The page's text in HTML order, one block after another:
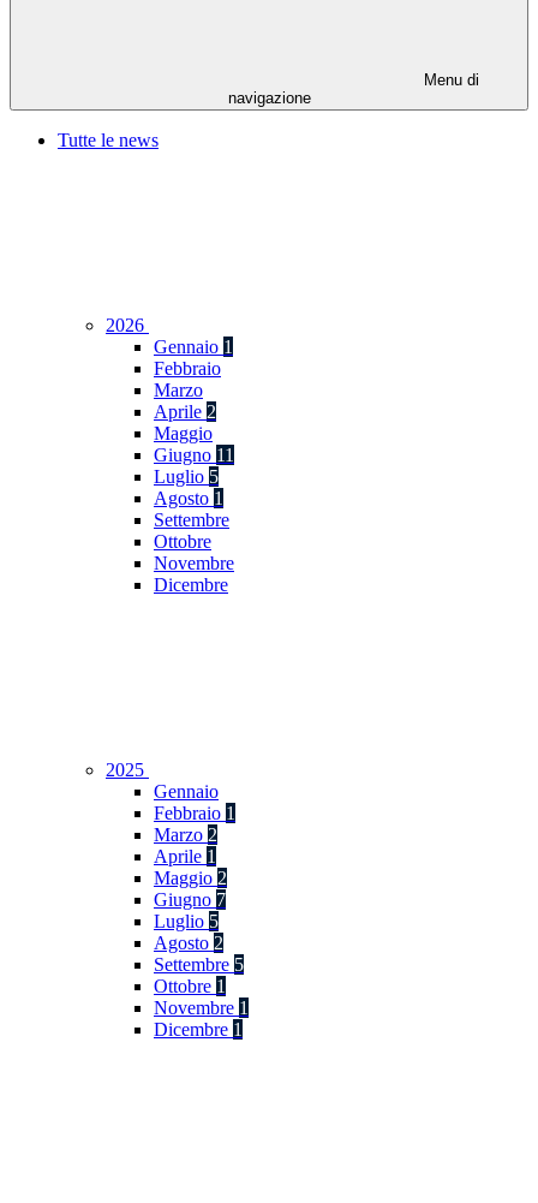
Menu di
navigazione
Tutte le news
2026
Gennaio 1
Febbraio
Marzo
Aprile 2
Maggio
Giugno 11
Luglio 5
Agosto 1
Settembre
Ottobre
Novembre
Dicembre
2025
Gennaio
Febbraio 1
Marzo 2
Aprile 1
Maggio 2
Giugno 7
Luglio 5
Agosto 2
Settembre 5
Ottobre 1
Novembre 1
Dicembre 1